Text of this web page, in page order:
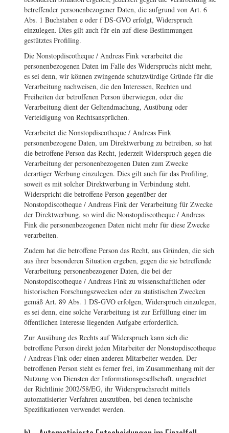
betreffender personenbezogener Daten, die aufgrund von Art. 6
Abs. 1 Buchstaben e oder f DS-GVO erfolgt, Widerspruch
einzulegen. Dies gilt auch für ein auf diese Bestimmungen
gestütztes Profiling.
Die Nonstopdiscotheque / Andreas Fink verarbeitet die
personenbezogenen Daten im Falle des Widerspruchs nicht mehr,
es sei denn, wir können zwingende schutzwürdige Gründe für die
Verarbeitung nachweisen, die den Interessen, Rechten und
Freiheiten der betroffenen Person überwiegen, oder die
Verarbeitung dient der Geltendmachung, Ausübung oder
Verteidigung von Rechtsansprüchen.
Verarbeitet die Nonstopdiscotheque / Andreas Fink
personenbezogene Daten, um Direktwerbung zu betreiben, so hat
die betroffene Person das Recht, jederzeit Widerspruch gegen die
Verarbeitung der personenbezogenen Daten zum Zwecke
derartiger Werbung einzulegen. Dies gilt auch für das Profiling,
soweit es mit solcher Direktwerbung in Verbindung steht.
Widerspricht die betroffene Person gegenüber der
Nonstopdiscotheque / Andreas Fink der Verarbeitung für Zwecke
der Direktwerbung, so wird die Nonstopdiscotheque / Andreas
Fink die personenbezogenen Daten nicht mehr für diese Zwecke
verarbeiten.
Zudem hat die betroffene Person das Recht, aus Gründen, die sich
aus ihrer besonderen Situation ergeben, gegen die sie betreffende
Verarbeitung personenbezogener Daten, die bei der
Nonstopdiscotheque / Andreas Fink zu wissenschaftlichen oder
historischen Forschungszwecken oder zu statistischen Zwecken
gemäß Art. 89 Abs. 1 DS-GVO erfolgen, Widerspruch einzulegen,
es sei denn, eine solche Verarbeitung ist zur Erfüllung einer im
öffentlichen Interesse liegenden Aufgabe erforderlich.
Zur Ausübung des Rechts auf Widerspruch kann sich die
betroffene Person direkt jeden Mitarbeiter der Nonstopdiscotheque
/ Andreas Fink oder einen anderen Mitarbeiter wenden. Der
betroffenen Person steht es ferner frei, im Zusammenhang mit der
Nutzung von Diensten der Informationsgesellschaft, ungeachtet
der Richtlinie 2002/58/EG, ihr Widerspruchsrecht mittels
automatisierter Verfahren auszuüben, bei denen technische
Spezifikationen verwendet werden.